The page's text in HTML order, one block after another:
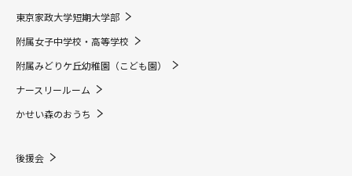
東京家政大学短期大学部
附属女子中学校・高等学校
附属みどりケ丘幼稚園（こども園）
ナースリールーム
かせい森のおうち
後援会